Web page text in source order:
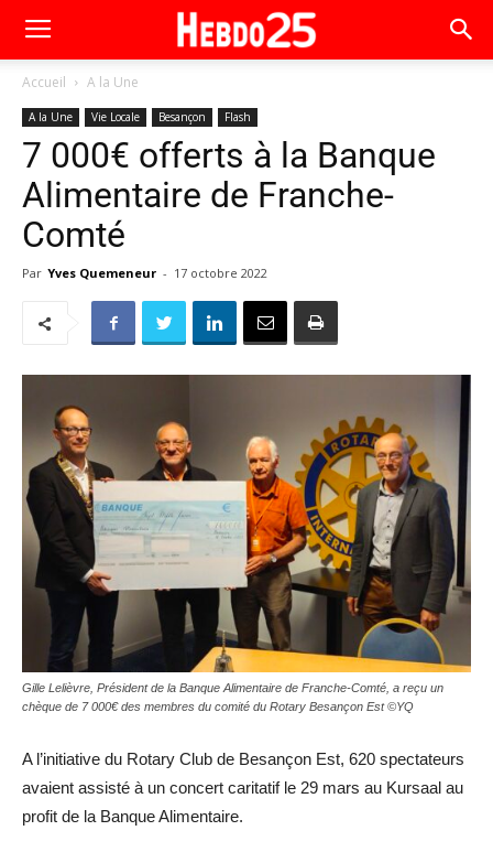
Accueil A la Une
A la Une Vie Locale Besançon Flash
7 000€ offerts à la Banque
Alimentaire de Franche-
Comté
Par Yves Quemeneur - 17 octobre 2022
Gille Lelièvre, Président de la Banque Alimentaire de Franche-Comté, a reçu un
chèque de 7 000€ des membres du comité du Rotary Besançon Est ©YQ
A l’initiative du Rotary Club de Besançon Est, 620 spectateurs
avaient assisté à un concert caritatif le 29 mars au Kursaal au
profit de la Banque Alimentaire.